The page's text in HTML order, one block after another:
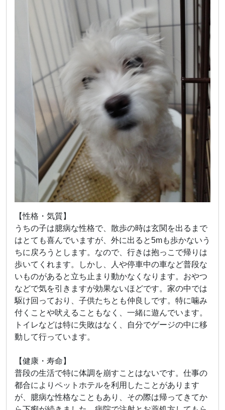
【性格・気質】
うちの子は臆病な性格で、散歩の時は玄関を出るまで
はとても喜んでいますが、外に出ると5mも歩かないう
ちに戻ろうとします。なので、行きは抱っこで帰りは
歩いてくれます。しかし、人や停車中の車など普段な
いものがあると立ち止まり動かなくなります。おやつ
などで気を引きますが効果ないほどです。家の中では
駆け回っており、子供たちとも仲良しです。特に噛み
付くことや吠えることもなく、一緒に遊んでいます。
トイレなどは特に失敗はなく、自分でゲージの中に移
動して行っています。
【健康・寿命】
普段の生活で特に体調を崩すことはないです。仕事の
都合によりペットホテルを利用したことがあります
が、臆病な性格なこともあり、その際は帰ってきてか